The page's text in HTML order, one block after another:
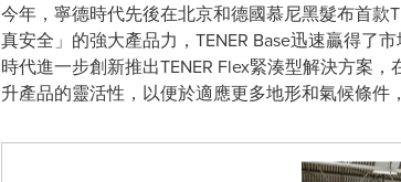
今年，寧德時代先後在北京和德國慕尼黑髮布首款
真安全」的強大產品力，TENER Base迅速贏得了
時代進一步創新推出TENER Flex緊湊型解決方案
升產品的靈活性，以便於適應更多地形和氣候條件